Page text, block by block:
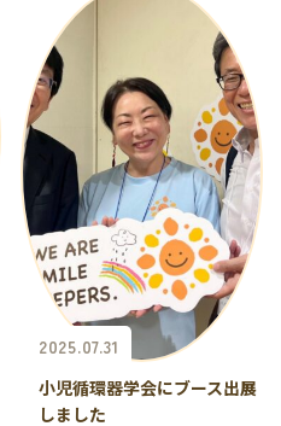
2025.07.31
小児循環器学会にブース出展
しました